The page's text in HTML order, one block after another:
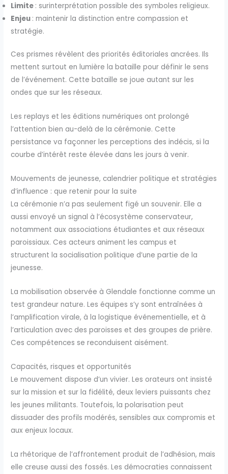
Limite : surinterprétation possible des symboles religieux.
Enjeu : maintenir la distinction entre compassion et
stratégie.
Ces prismes révèlent des priorités éditoriales ancrées. Ils
mettent surtout en lumière la bataille pour définir le sens
de l’événement. Cette bataille se joue autant sur les
ondes que sur les réseaux.
Les replays et les éditions numériques ont prolongé
l’attention bien au-delà de la cérémonie. Cette
persistance va façonner les perceptions des indécis, si la
courbe d’intérêt reste élevée dans les jours à venir.
Mouvements de jeunesse, calendrier politique et stratégies
d’influence : que retenir pour la suite
La cérémonie n’a pas seulement figé un souvenir. Elle a
aussi envoyé un signal à l’écosystème conservateur,
notamment aux associations étudiantes et aux réseaux
paroissiaux. Ces acteurs animent les campus et
structurent la socialisation politique d’une partie de la
jeunesse.
La mobilisation observée à Glendale fonctionne comme un
test grandeur nature. Les équipes s’y sont entraînées à
l’amplification virale, à la logistique événementielle, et à
l’articulation avec des paroisses et des groupes de prière.
Ces compétences se reconduisent aisément.
Capacités, risques et opportunités
Le mouvement dispose d’un vivier. Les orateurs ont insisté
sur la mission et sur la fidélité, deux leviers puissants chez
les jeunes militants. Toutefois, la polarisation peut
dissuader des profils modérés, sensibles aux compromis et
aux enjeux locaux.
La rhétorique de l’affrontement produit de l’adhésion, mais
elle creuse aussi des fossés. Les démocraties connaissent